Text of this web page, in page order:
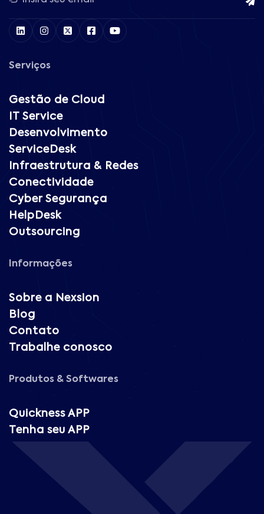
Serviços
Gestão de Cloud
IT Service
Desenvolvimento
ServiceDesk
Infraestrutura & Redes
Conectividade
Cyber Segurança
HelpDesk
Outsourcing
Informações
Sobre a Nexsion
Blog
Contato
Trabalhe conosco
Produtos & Softwares
Quickness APP
Tenha seu APP